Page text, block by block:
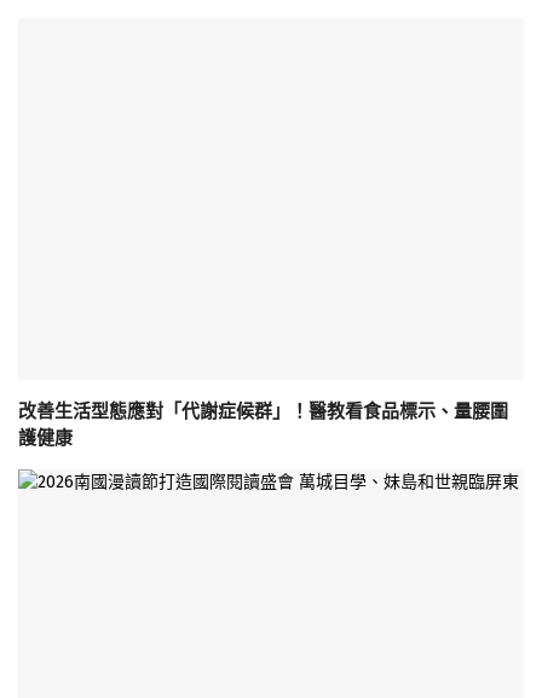
改善生活型態應對「代謝症候群」！醫教看食品標示、量腰圍
護健康